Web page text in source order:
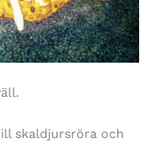
skaldjursröra och